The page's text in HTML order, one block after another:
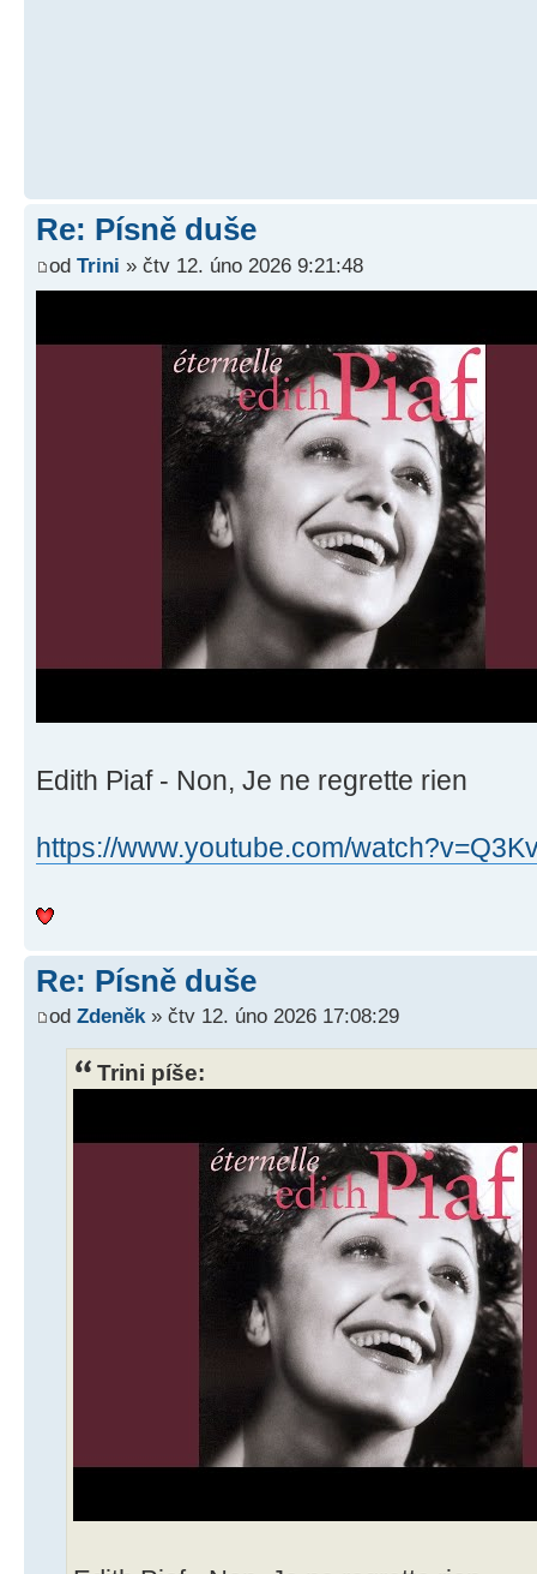
Re: Písně duše
od Trini » čtv 12. úno 2026 9:21:48
Edith Piaf - Non, Je ne regrette rien
https://www.youtube.com/
Re: Písně duše
od Zdeněk» čtv 12. úno 2026 17:08:29
Trini píše: